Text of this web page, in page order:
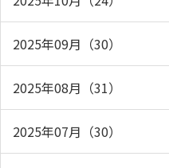
2025年09月（30）
2025年08月（31）
2025年07月（30）